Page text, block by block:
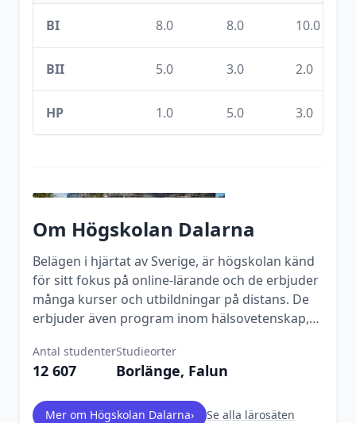
BI 8.0 8.0 10.0
BII 5.0 3.0 2.0
HP 1.0 5.0 3.0
Om Högskolan Dalarna
Belägen i hjärtat av Sverige, är högskolan känd
för sitt fokus på online-lärande och de erbjuder
många kurser och utbildningar på distans. De
erbjuder även program inom hälsovetenskap,
Antal studenter
12 607
Studieorter
Borlänge, Falun
Mer om Högskolan Dalarna› Se alla lärosäten